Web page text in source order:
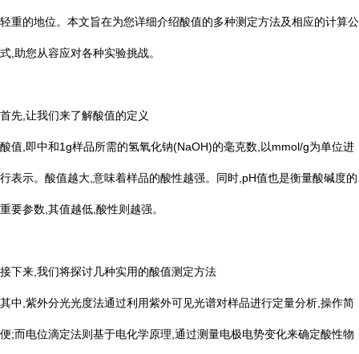
轻重的地位。本文旨在为您详细介绍酸值的多种测定方法及相应的计算公
式,助您从容应对各种实验挑战。
首先,让我们来了解酸值的定义
酸值,即中和1g样品所需的氢氧化钠(NaOH)的毫克数,以mmol/g为单位进
行表示。酸值越大,意味着样品的酸性越强。同时,pH值也是衡量酸碱度的
重要参数,其值越低,酸性则越强。
接下来,我们将探讨几种实用的酸值测定方法
其中,紫外分光光度法通过利用紫外可见光谱对样品进行定量分析,操作简
便;而电位滴定法则基于电化学原理,通过测量电极电势变化来确定酸性物